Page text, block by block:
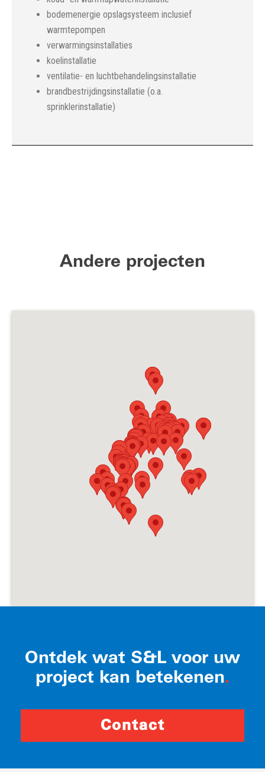
bodemenergie opslagsysteem inclusief
warmtepompen
verwarmingsinstallaties
koelinstallatie
ventilatie- en luchtbehandelingsinstallatie
brandbestrijdingsinstallatie (o.a.
sprinklerinstallatie)
Andere projecten
Ontdek wat S&L voor uw
project kan betekenen.
Contact